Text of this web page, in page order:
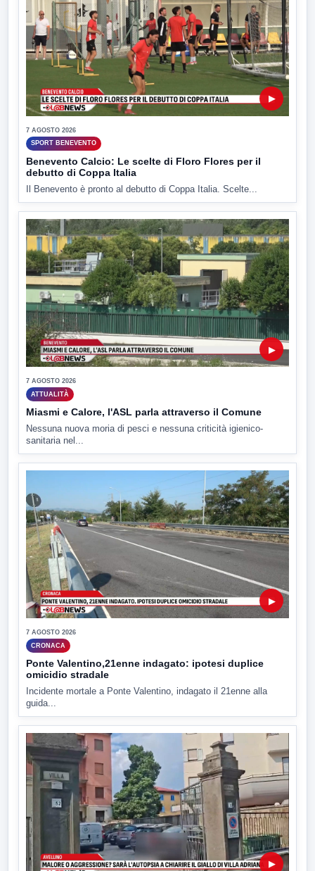
▶
7 AGOSTO 2026
SPORT BENEVENTO
Benevento Calcio: Le scelte di Floro Flores per il
debutto di Coppa Italia
Il Benevento è pronto al debutto di Coppa Italia. Scelte...
▶
7 AGOSTO 2026
ATTUALITÀ
Miasmi e Calore, l'ASL parla attraverso il Comune
Nessuna nuova moria di pesci e nessuna criticità igienico-
sanitaria nel...
▶
7 AGOSTO 2026
CRONACA
Ponte Valentino,21enne indagato: ipotesi duplice
omicidio stradale
Incidente mortale a Ponte Valentino, indagato il 21enne alla
guida...
▶